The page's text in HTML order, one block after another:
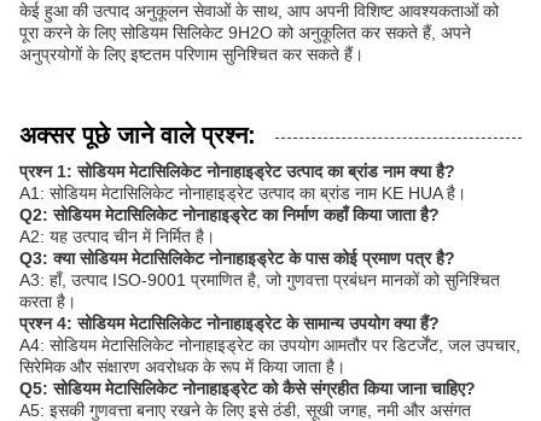
केई हुआ की उत्पाद अनुकूलन सेवाओं के साथ, आप अपनी विशिष्ट आवश्यकताओं को
पूरा करने के लिए सोडियम सिलिकेट 9H2O को अनुकूलित कर सकते हैं, अपने
अनुप्रयोगों के लिए इष्टतम परिणाम सुनिश्चित कर सकते हैं।
अक्सर पूछे जाने वाले प्रश्न:
प्रश्न 1: सोडियम मेटासिलिकेट नोनाहाइड्रेट उत्पाद का ब्रांड नाम क्या है?
A1: सोडियम मेटासिलिकेट नोनाहाइड्रेट उत्पाद का ब्रांड नाम KE HUA है।
Q2: सोडियम मेटासिलिकेट नोनाहाइड्रेट का निर्माण कहाँ किया जाता है?
A2: यह उत्पाद चीन में निर्मित है।
Q3: क्या सोडियम मेटासिलिकेट नोनाहाइड्रेट के पास कोई प्रमाण पत्र है?
A3: हाँ, उत्पाद ISO-9001 प्रमाणित है, जो गुणवत्ता प्रबंधन मानकों को सुनिश्चित
करता है।
प्रश्न 4: सोडियम मेटासिलिकेट नोनाहाइड्रेट के सामान्य उपयोग क्या हैं?
A4: सोडियम मेटासिलिकेट नोनाहाइड्रेट का उपयोग आमतौर पर डिटर्जेंट, जल उपचार,
सिरेमिक और संक्षारण अवरोधक के रूप में किया जाता है।
Q5: सोडियम मेटासिलिकेट नोनाहाइड्रेट को कैसे संग्रहीत किया जाना चाहिए?
A5: इसकी गुणवत्ता बनाए रखने के लिए इसे ठंडी, सूखी जगह, नमी और असंगत